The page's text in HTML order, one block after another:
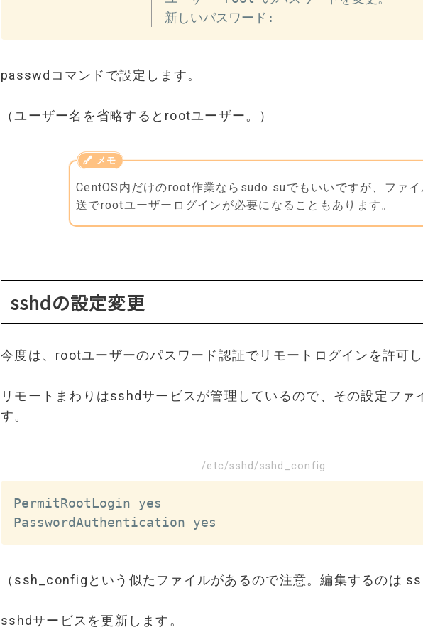
新しいパスワード:
passwdコマンドで設定します。
（ユーザー名を省略するとrootユーザー。）
CentOS内だけのroot作業ならsudo suでもいいですが、ファ
送でrootユーザーログインが必要になることもあります。
sshdの設定変更
今度は、rootユーザーのパスワード認証でリモートログインを許可
リモートまわりはsshdサービスが管理しているので、その設定ファ
す。
/etc/sshd/sshd_config
PermitRootLogin yes
PasswordAuthentication yes
（ssh_configという似たファイルがあるので注意。編集するのは
sshdサービスを更新します。